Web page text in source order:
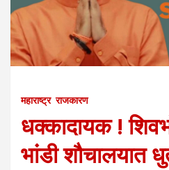
महाराष्ट्र राजकारण
धक्कादायक !
भांडी शौचालयात